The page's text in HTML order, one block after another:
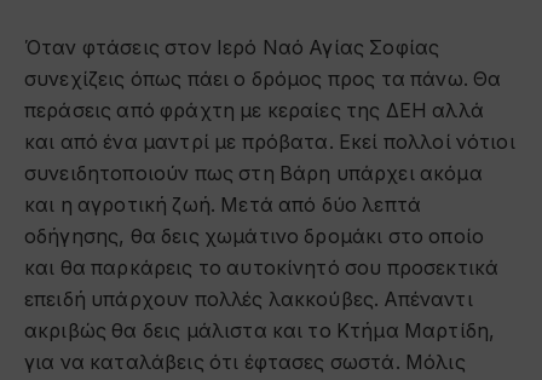
Όταν φτάσεις στον Ιερό Ναό Αγίας Σοφίας
συνεχίζεις όπως πάει ο δρόμος προς τα πάνω. Θα
περάσεις από φράχτη με κεραίες της ΔΕΗ αλλά
και από ένα μαντρί με πρόβατα. Εκεί πολλοί νότιοι
συνειδητοποιούν πως στη Βάρη υπάρχει ακόμα
και η αγροτική ζωή. Μετά από δύο λεπτά
οδήγησης, θα δεις χωμάτινο δρομάκι στο οποίο
και θα παρκάρεις το αυτοκίνητό σου προσεκτικά
επειδή υπάρχουν πολλές λακκούβες. Απέναντι
ακριβώς θα δεις μάλιστα και το Κτήμα Μαρτίδη,
για να καταλάβεις ότι έφτασες σωστά. Μόλις